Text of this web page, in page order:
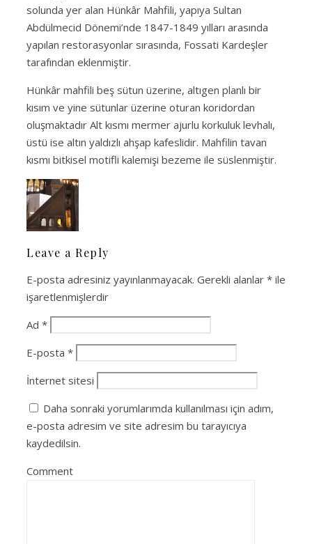
solunda yer alan Hünkâr Mahfili, yapıya Sultan
Abdülmecid Dönemi’nde 1847-1849 yılları arasında
yapılan restorasyonlar sırasında, Fossati Kardeşler
tarafından eklenmiştir.
Hünkâr mahfili beş sütun üzerine, altıgen planlı bir
kısım ve yine sütunlar üzerine oturan koridordan
oluşmaktadır Alt kısmı mermer ajurlu korkuluk levhalı,
üstü ise altın yaldızlı ahşap kafeslidir. Mahfilin tavan
kısmı bitkisel motifli kalemişi bezeme ile süslenmiştir.
Leave a Reply
E-posta adresiniz yayınlanmayacak. Gerekli alanlar * ile
işaretlenmişlerdir
Ad *
E-posta *
İnternet sitesi
Daha sonraki yorumlarımda kullanılması için adım,
e-posta adresim ve site adresim bu tarayıcıya
kaydedilsin.
Comment